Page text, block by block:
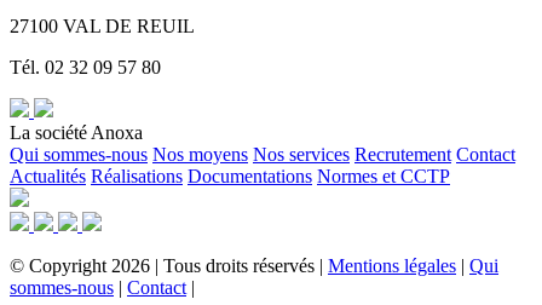
27100 VAL DE REUIL
Tél. 02 32 09 57 80
La société Anoxa
Qui sommes-nous Nos moyens Nos services Recrutement Contact
Actualités Réalisations Documentations Normes et CCTP
© Copyright 2026 | Tous droits réservés | Mentions légales | Qui
sommes-nous | Contact |